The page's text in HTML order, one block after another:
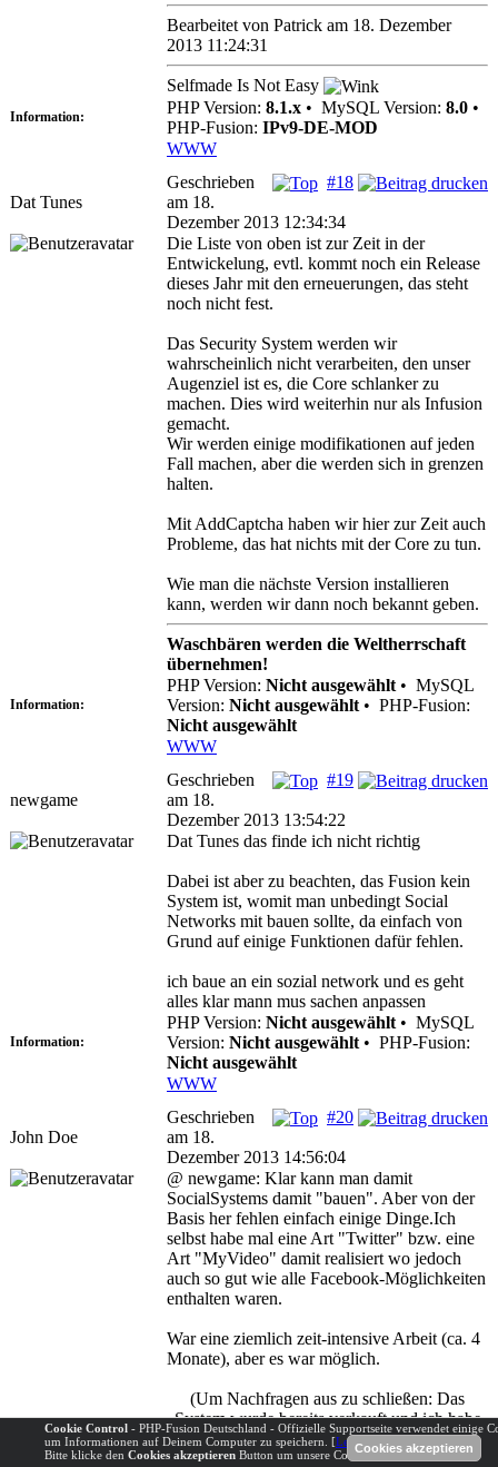
Bearbeitet von Patrick am 18. Dezember
2013 11:24:31
Selfmade Is Not Easy
Information: PHP Version: 8.1.x • MySQL Version: 8.0 •
PHP-Fusion: IPv9-DE-MOD
WWW
Dat Tunes
#18
Geschrieben
am 18.
Dezember 2013 12:34:34
Die Liste von oben ist zur Zeit in der
Entwickelung, evtl. kommt noch ein Release
dieses Jahr mit den erneuerungen, das steht
noch nicht fest.
Das Security System werden wir
wahrscheinlich nicht verarbeiten, den unser
Augenziel ist es, die Core schlanker zu
machen. Dies wird weiterhin nur als Infusion
gemacht.
Wir werden einige modifikationen auf jeden
Fall machen, aber die werden sich in grenzen
halten.
Mit AddCaptcha haben wir hier zur Zeit auch
Probleme, das hat nichts mit der Core zu tun.
Wie man die nächste Version installieren
kann, werden wir dann noch bekannt geben.
Waschbären werden die Weltherrschaft
übernehmen!
Information:
PHP Version: Nicht ausgewählt • MySQL
Version: Nicht ausgewählt • PHP-Fusion:
Nicht ausgewählt
WWW
newgame
#19
Geschrieben
am 18.
Dezember 2013 13:54:22
Dat Tunes das finde ich nicht richtig
Dabei ist aber zu beachten, das Fusion kein
System ist, womit man unbedingt Social
Networks mit bauen sollte, da einfach von
Grund auf einige Funktionen dafür fehlen.
ich baue an ein sozial network und es geht
alles klar mann mus sachen anpassen
Information:
PHP Version: Nicht ausgewählt • MySQL
Version: Nicht ausgewählt • PHP-Fusion:
Nicht ausgewählt
WWW
John Doe
#20
Geschrieben
am 18.
Dezember 2013 14:56:04
@ newgame: Klar kann man damit
SocialSystems damit "bauen". Aber von der
Basis her fehlen einfach einige Dinge.Ich
selbst habe mal eine Art "Twitter" bzw. eine
Art "MyVideo" damit realisiert wo jedoch
auch so gut wie alle Facebook-Möglichkeiten
enthalten waren.
War eine ziemlich zeit-intensive Arbeit (ca. 4
Monate), aber es war möglich.
(Um Nachfragen aus zu schließen: Das
System wurde bereits verkauft und ich habe
da keinerlei Dateien mehr von!)
Cookie Control - PHP-Fusion Deutschland - Offizielle Supportseite verwendet einige
um Informationen auf Deinem Computer zu speichern. [Lesen über unsere Cookies
].
Bitte klicke den Cookies akzeptieren Button um unsere Cookies zu akzeptieren.